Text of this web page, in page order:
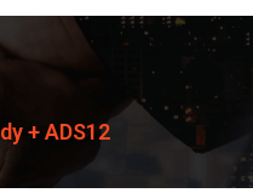
+ ADS12